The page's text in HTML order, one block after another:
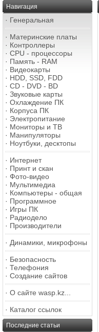
Навигация
· Генеральная
· Материнские платы
· Контроллеры
· CPU - процессоры
· Память - RAM
· Видеокарты
· HDD, SSD, FDD
· CD - DVD - BD
· Звуковые карты
· Охлаждение ПК
· Корпуса ПК
· Электропитание
· Мониторы и ТВ
· Манипуляторы
· Ноутбуки, десктопы
· Интернет
· Принт и скан
· Фото-видео
· Мультимедиа
· Компьютеры - общая
· Программное
· Игры ПК
· Радиодело
· Производители
· Динамики, микрофоны
· Безопасность
· Телефония
· Создание сайтов
· О сайте wasp.kz...
· Каталог ссылок
Последние статьи